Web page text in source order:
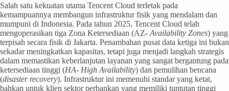
Salah satu kekuatan utama Tencent Cloud terletak pada
kemampuannya membangun infrastruktur fisik yang mendalam dan
mumpuni di Indonesia. Pada tahun 2025, Tencent Cloud telah
mengoperasikan tiga Zona Ketersediaan (AZ- Availability Zones) yang
terpisah secara fisik di Jakarta. Penambahan pusat data ketiga ini bukan
sekadar meningkatkan kapasitas, tetapi juga menjadi langkah strategis
dalam memastikan keberlanjutan layanan yang sangat bergantung pada
ketersediaan tinggi (HA- High Availability) dan pemulihan bencana
(disaster recovery). Infrastruktur ini memenuhi standar yang ketat,
bahkan untuk klien sektor perbankan yang memiliki tuntutan tinggi